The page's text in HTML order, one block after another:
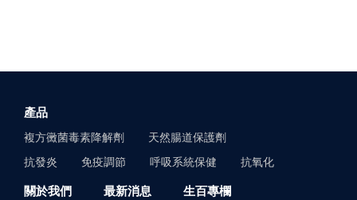
產品
複方黴菌毒素降解劑
天然腸道保護劑
抗發炎
免疫調節 呼吸系統保健 抗氧化
關於我們 最新消息 生百專欄